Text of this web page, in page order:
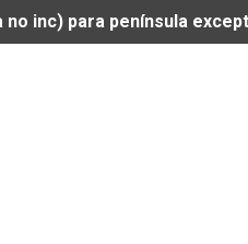
inc) para península